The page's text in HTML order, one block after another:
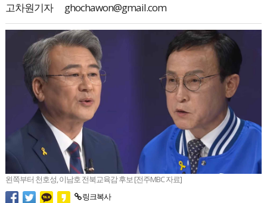
고차원기자 ghochawon@gmail.com
왼쪽부터 천호성, 이남호 전북교육감 후보 [전주MBC 자료]
링크복사